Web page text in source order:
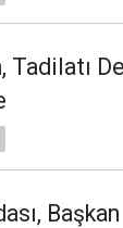
Tadilatı
Başkan